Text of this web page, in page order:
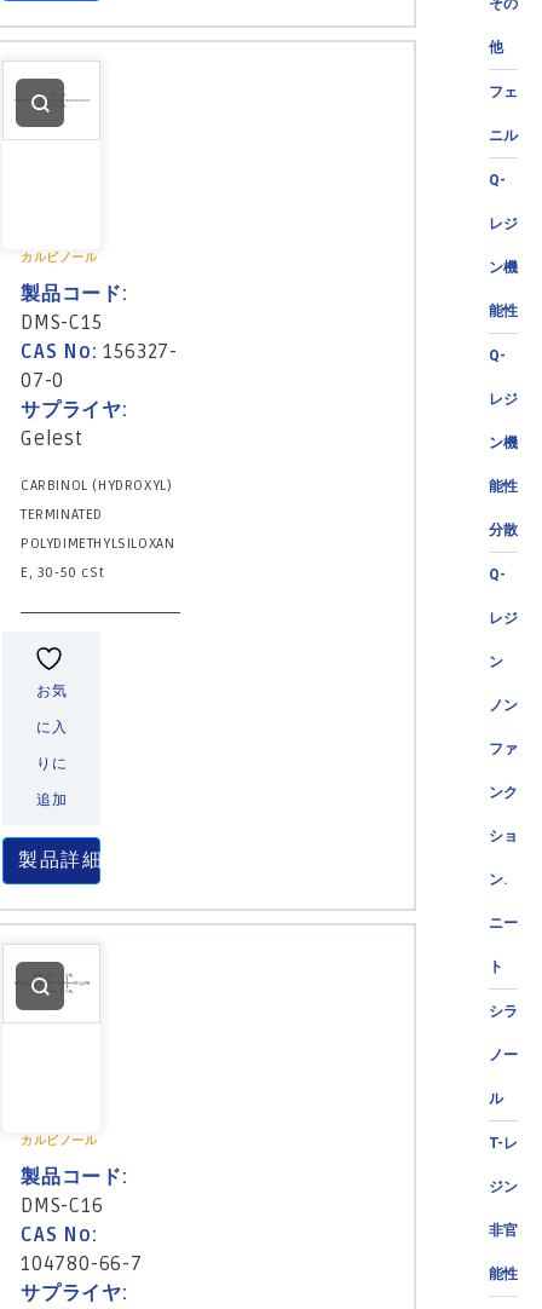
その
他
フェ
ニル
Q-
レジ
ン機
能性
Q-
レジ
ン機
能性
分散
Q-
レジ
ン
ノン
ファ
ンク
ショ
ン.
ニー
ト
シラ
ノー
ル
T-レ
ジン
非官
能性
カルビノール
製品コード:
DMS-C15
CAS No:156327-
07-0
サプライヤ:
Gelest
CARBINOL (HYDROXYL)
TERMINATED
POLYDIMETHYLSILOXAN
E, 30-50 cSt
お気
に入
りに
追加
製品詳細
カルビノール
製品コード:
DMS-C16
CAS No:
104780-66-7
サプライヤ: